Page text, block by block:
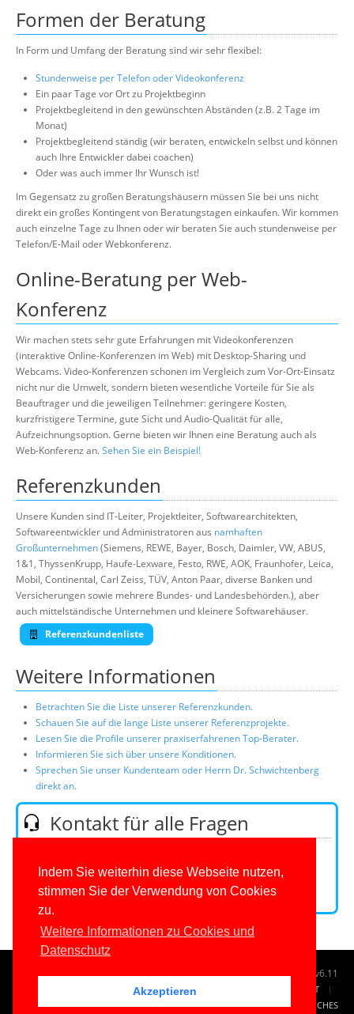
Indem Sie weiterhin diese Webseite nutzen,
stimmen Sie der Verwendung von Cookies
zu.
Weitere Informationen zu Cookies und
Datenschutz
Akzeptieren
Formen der Beratung
In Form und Umfang der Beratung sind wir sehr flexibel:
Stundenweise per Telefon oder Videokonferenz
Ein paar Tage vor Ort zu Projektbeginn
Projektbegleitend in den gewünschten Abständen (z.B. 2 Tage im
Monat)
Projektbegleitend ständig (wir beraten, entwickeln selbst und können
auch Ihre Entwickler dabei coachen)
Oder was auch immer Ihr Wunsch ist!
Im Gegensatz zu großen Beratungshäusern müssen Sie bei uns nicht
direkt ein großes Kontingent von Beratungstagen einkaufen. Wir kommen
auch einzelne Tage zu Ihnen oder wir beraten Sie auch stundenweise per
Telefon/E-Mail oder Webkonferenz.
Online-Beratung per Web-
Konferenz
Wir machen stets sehr gute Erfahrungen mit Videokonferenzen
(interaktive Online-Konferenzen im Web) mit Desktop-Sharing und
Webcams. Video-Konferenzen schonen im Vergleich zum Vor-Ort-Einsatz
nicht nur die Umwelt, sondern bieten wesentliche Vorteile für Sie als
Beauftrager und die jeweiligen Teilnehmer: geringere Kosten,
kurzfristigere Termine, gute Sicht und Audio-Qualität für alle,
Aufzeichnungsoption. Gerne bieten wir Ihnen eine Beratung auch als
Web-Konferenz an.Sehen Sie ein Beispiel!
Referenzkunden
Unsere Kunden sind IT-Leiter, Projektleiter, Softwarearchitekten,
Softwareentwickler und Administratoren aus namhaften
Großunternehmen(Siemens, REWE, Bayer, Bosch, Daimler, VW, ABUS,
1&1, ThyssenKrupp, Haufe-Lexware, Festo, RWE, AOK, Fraunhofer, Leica,
Mobil, Continental, Carl Zeiss, TÜV, Anton Paar, diverse Banken und
Versicherungen sowie mehrere Bundes- und Landesbehörden.), aber
auch mittelständische Unternehmen und kleinere Softwarehäuser.
Referenzkundenliste
Weitere Informationen
Betrachten Sie die Liste unserer Referenzkunden.
Schauen Sie auf die lange Liste unserer Referenzprojekte.
Lesen Sie die Profile unserer praxiserfahrenen Top-Berater.
Informieren Sie sich über unsere Konditionen.
Sprechen Sie unser Kundenteam oder Herrn Dr. Schwichtenberg
direkt an.
Kontakt für alle Fragen
E-Mail:
Kontaktformular
© 1996-2026www.IT-Visions.de-Dr. Holger Schwichtenberg v6.11
TAG CLOUD
KONTAKT
IMPRESSUM
RECHTLICHES